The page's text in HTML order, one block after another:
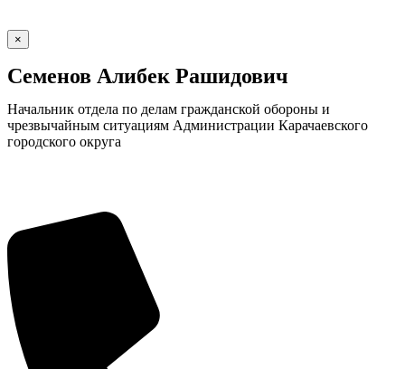
×
Семенов Алибек Рашидович
Начальник отдела по делам гражданской обороны и
чрезвычайным ситуациям Администрации Карачаевского
городского округа